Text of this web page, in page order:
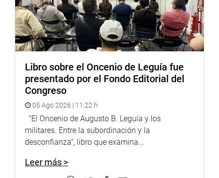
Libro sobre el Oncenio de Leguía fue
presentado por el Fondo Editorial del
Congreso
05 Ago 2026 | 11:22 h
“El Oncenio de Augusto B. Leguía y los
militares. Entre la subordinación y la
desconfianza”, libro que examina...
Leer más >